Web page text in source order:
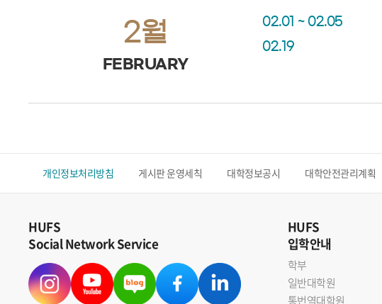
2월
FEBRUARY
02.01 ~ 02.05
02.19
개인정보처리방침 게시판 운영세칙 대학정보공시 대학안전관리계획
HUFS
Social Network Service
HUFS
입학안내
학부
일반대학원
통번역대학원